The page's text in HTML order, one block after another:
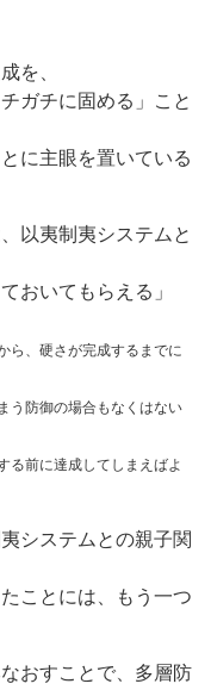
を、
ガチに固める」こと
に主眼を置いている
以夷制夷システムと
おいてもらえる」
ら、 硬さが完成するまでに
う防御の場合もなくはない
る前に達成してしまえばよ
システムとの親子関
ことには、もう一つ
おすことで、多層防